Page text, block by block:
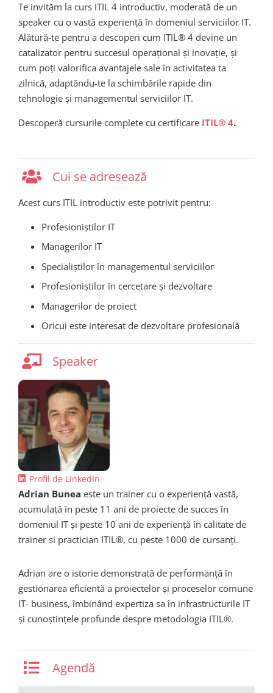
Te invităm la curs ITIL 4 introductiv, moderată de un
speaker cu o vastă experiență în domeniul serviciilor IT.
Alătură-te pentru a descoperi cum ITIL® 4 devine un
catalizator pentru succesul operațional și inovație, și
cum poți valorifica avantajele sale în activitatea ta
zilnică, adaptându-te la schimbările rapide din
tehnologie și managementul serviciilor IT.
Descoperă cursurile complete cu certificare ITIL® 4.
Cui se adresează
Acest curs ITIL introductiv este potrivit pentru:
Profesioniștilor IT
Managerilor IT
Specialiștilor în managementul serviciilor
Profesioniștilor în cercetare și dezvoltare
Managerilor de proiect
Oricui este interesat de dezvoltare profesională
Speaker
Adrian Bunea este un trainer cu o experiență vastă,
acumulată în peste 11 ani de proiecte de succes în
domeniul IT și peste 10 ani de experiență în calitate de
trainer si practician ITIL®, cu peste 1000 de cursanți.
Adrian are o istorie demonstrată de performanță în
gestionarea eficientă a proiectelor și proceselor comune
IT- business, îmbinând expertiza sa în infrastructurile IT
și cunoștințele profunde despre metodologia ITIL®.
Profil de LinkedIn
Agendă